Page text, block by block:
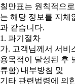
칠만표는 원칙적으
는 해당 정보를 지체
과 같습니다.
1. 파기절차
가. 고객님께서 서비
용목적이 달성된 후
류함) 내부방침 및
기타 관련법령에 의